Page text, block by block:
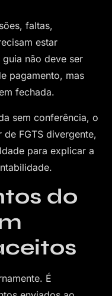
faltas,
estar
não deve ser
pagamento, mas
fechada.
sem conferência, o
FGTS divergente,
para explicar a
do
É